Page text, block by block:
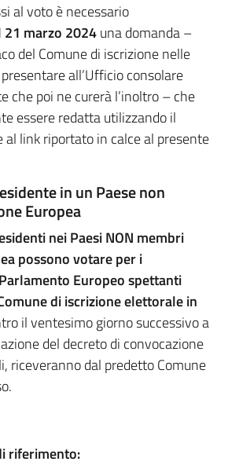
al voto è necessario
marzo 2024una domanda –
del Comune di iscrizione nelle
all’Ufficio consolare
che poi ne curerà l’inoltro – che
essere redatta utilizzando il
al link riportato in calce al presente
in un Paese non
Europea
nei Paesi NON membri
possono votare per i
Europeo spettanti
di iscrizione elettorale in
il ventesimo giorno successivo a
del decreto di convocazione
riceveranno dal predetto Comune
riferimento: